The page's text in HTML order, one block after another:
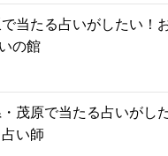
当たる占いがしたい！
の館
茂原で当たる占いがし
い師